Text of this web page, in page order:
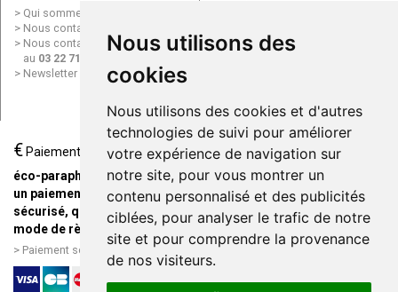
Nous utilisons des
cookies
Nous utilisons des cookies et d'autres
technologies de suivi pour améliorer
votre expérience de navigation sur
notre site, pour vous montrer un
contenu personnalisé et des publicités
ciblées, pour analyser le trafic de notre
site et pour comprendre la provenance
de nos visiteurs.
Qui sommes nous ?
Nous contacter par e-mail
Nous contacter par téléphone
au 03 22 71 64 10
Newsletter
Mentions légales
Données personnelles
ligne
€ Paiement
éco-parapharmacie.fr offre
un paiement entièrement
sécurisé, quel que soit le
mode de règlement
Paiement sécurisé et simple
Livraison / Point retrait
Commandez en ligne et
recevez votre commande
rapidement chez vous ou en
point retrait
Livraison chez vous ou en